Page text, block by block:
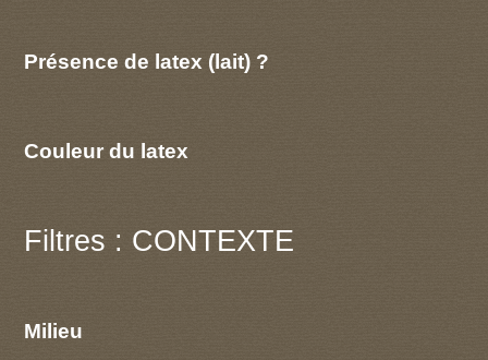
Présence de latex (lait) ?
Couleur du latex
Filtres : CONTEXTE
Milieu